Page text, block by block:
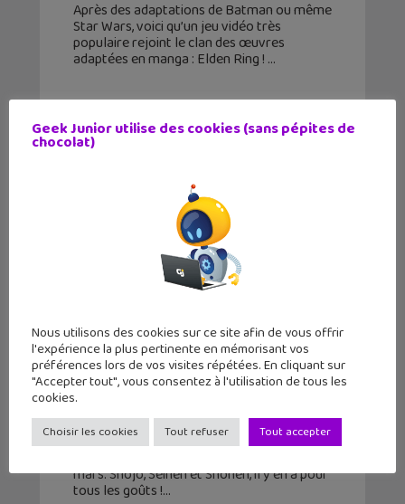
Après des adaptations de Batman ou même
Star Wars, voici qu’un jeu vidéo très
populaire rejoint le clan des œuvres
adaptées en manga : Elden Ring !
Mars 2023 : 3 mangas à ne pas rater
!
27 février 2023
Geek Junior te propose une sélection des
mars. Shôjo, Seinen et Shônen, il y en a pour
tous les goûts !
Geek Junior utilise des cookies (sans pépites de
chocolat)
Nous utilisons des cookies sur ce site afin de vous offrir
l'expérience la plus pertinente en mémorisant vos
préférences lors de vos visites répétées. En cliquant sur
"Accepter tout", vous consentez à l'utilisation de tous les
cookies.
Choisir les cookies Tout refuser Tout accepter